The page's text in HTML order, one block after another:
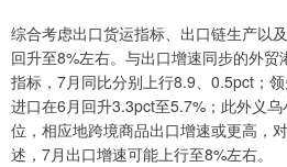
综合考虑出口货运指标、出口链生产以
回升至8%左右。与出口增速同步的外
指标，7月同比分别上行8.9、0.5pct；
进口在6月回升3.3pct至5.7%；此外义
位，相应地跨境商品出口增速或更高，
述，7月出口增速可能上行至8%左右。